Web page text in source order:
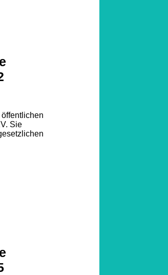
Sie